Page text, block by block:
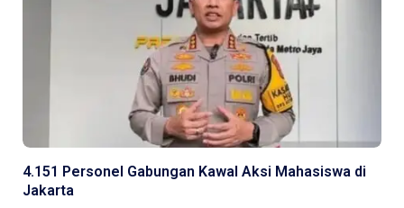
4.151 Personel Gabungan Kawal Aksi Mahasiswa di
Jakarta